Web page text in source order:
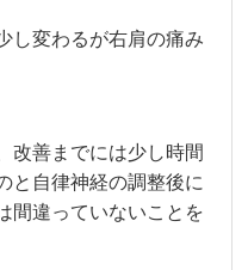
し変わるが右肩の痛み
改善までには少し時間
と自律神経の調整後に
間違っていないことを